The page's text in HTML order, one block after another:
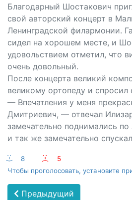
Благодарный Шостакович
свой авторский концерт в
Ленинградской филармонии.
сидел на хорошем месте, и
удовольствием отметил, что
очень довольный.
После концерта великий
великому ортопеду и спросил
— Впечатления у меня
Дмитриевич, — отвечал
замечательно поднимались по
и так же замечательно
:-) 8 :-(
5
Чтобы проголосовать, установите
Предыдущий